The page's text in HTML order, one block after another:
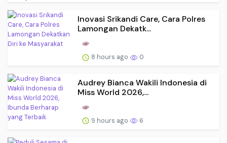
Inovasi Srikandi Care, Cara Polres
Lamongan Dekatk...
8 hours ago 0
Audrey Bianca Wakili Indonesia di
Miss World 2026,...
9 hours ago 6